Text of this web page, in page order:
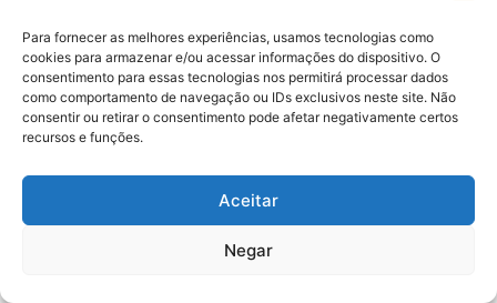
Para fornecer as melhores experiências, usamos tecnologias como
cookies para armazenar e/ou acessar informações do dispositivo. O
consentimento para essas tecnologias nos permitirá processar dados
como comportamento de navegação ou IDs exclusivos neste site. Não
consentir ou retirar o consentimento pode afetar negativamente certos
recursos e funções.
Aceitar
Negar
Agenda: 10ª Mostra Pedagógica
da Casa Durval Paiva acontecerá
nesta quarta-feira (29)